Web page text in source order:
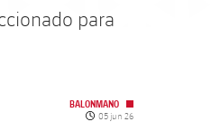
para
BALONMANO
Fecha de publicación
05 jun 26